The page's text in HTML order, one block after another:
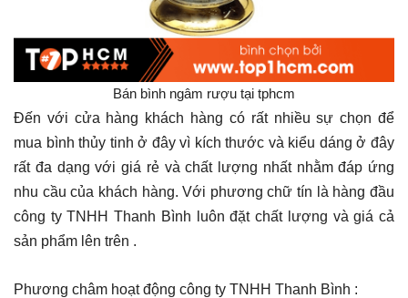
Bán bình ngâm rượu tại tphcm
Đến với cửa hàng khách hàng có rất nhiều sự chọn để
mua bình thủy tinh ở đây vì kích thước và kiểu dáng ở đây
rất đa dạng với giá rẻ và chất lượng nhất nhằm đáp ứng
nhu cầu của khách hàng. Với phương chữ tín là hàng đầu
công ty TNHH Thanh Bình luôn đặt chất lượng và giá cả
sản phẩm lên trên .
Phương châm hoạt động công ty TNHH Thanh Bình :